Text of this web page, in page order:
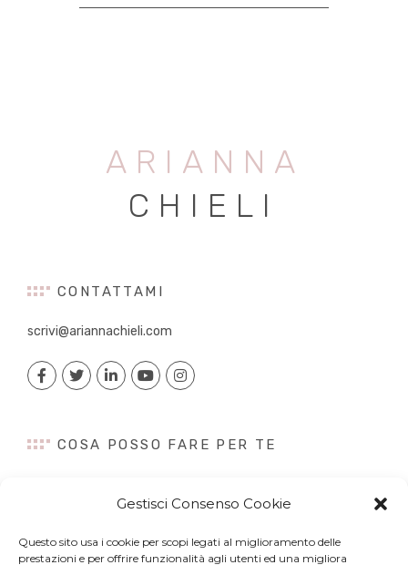
Gestisci Consenso Cookie
Questo sito usa i cookie per scopi legati al miglioramento delle
prestazioni e per offrire funzionalità agli utenti ed una migliora
ARIANNA
CHIELI
CONTATTAMI
scrivi@ariannachieli.com
COSA POSSO FARE PER TE
Content Creation
Digital PR